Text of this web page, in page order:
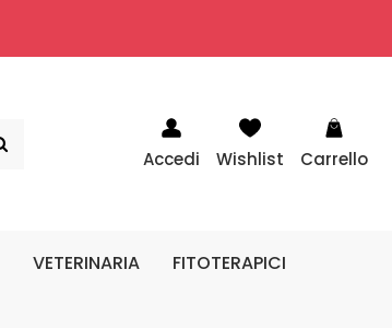
Accedi Wishlist Carrello
VETERINARIA FITOTERAPICI